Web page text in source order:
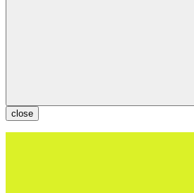
close